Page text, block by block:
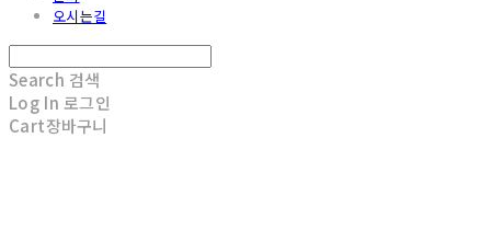
오시는길
Search 검색
Log In 로그인
Cart장바구니